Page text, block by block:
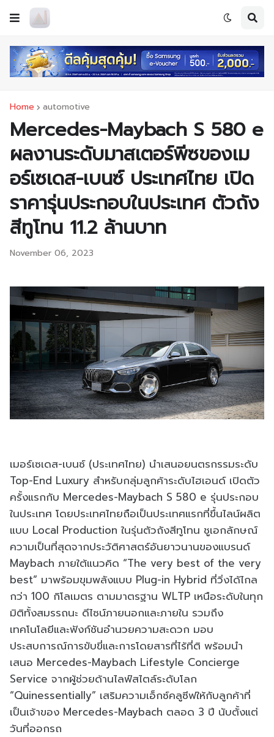
Home automotive
Mercedes-Maybach S 580 e
ผลงานระดับมาสเตอร์พีซของเม
อร์เซเดส-เบนซ์ ประเทศไทย เปิด
ราคารุ่นประกอบในประเทศ ตัวถัง
สีทูโทน 11.2 ล้านบาท
November 06, 2023
เมอร์เซเดส-เบนซ์ (ประเทศไทย) นำเสนอยนตรกรรมระดับ
Top-End Luxury สำหรับกลุ่มลูกค้าระดับไฮเอนด์ เปิดตัว
ครั้งแรกกับ Mercedes-Maybach S 580 e รุ่นประกอบ
ในประเทศ โดยประเทศไทยถือเป็นประเทศแรกที่ขึ้นไลน์ผลิต
แบบ Local Production ในรุ่นตัวถังสีทูโทน ชูเอกลักษณ์
ความเป็นที่สุดจากประวัติศาสตร์อันยาวนานของแบรนด์
Maybach ภายใต้แนวคิด “The very best of the very
best” มาพร้อมขุมพลังแบบ Plug-in Hybrid ที่วิ่งได้ไกล
กว่า 100 กิโลเมตร ตามมาตรฐาน WLTP เหนือระดับในทุก
มิติทั้งสมรรถนะ ดีไซน์ภายนอกและภายใน รวมถึง
เทคโนโลยีและฟังก์ชันอำนวยความสะดวก มอบ
ประสบการณ์การขับขี่และการโดยสารที่ไร้ที่ติ พร้อมนำ
เสนอ Mercedes-Maybach Lifestyle Concierge
Service จากผู้ช่วยด้านไลฟ์สไตล์ระดับโลก
“Quinessentially” เสริมความเอ็กซ์คลูซีฟให้กับลูกค้าที่
เป็นเจ้าของ Mercedes-Maybach ตลอด 3 ปี นับตั้งแต่
วันที่ออกรถ